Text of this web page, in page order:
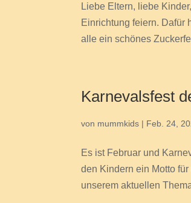
Liebe Eltern, liebe
Einrichtung feiern. Dafür
alle ein schönes
Karnevalsfest
von mummkids | Feb. 24,
Es ist Februar und
den Kindern ein Motto
unserem aktuellen